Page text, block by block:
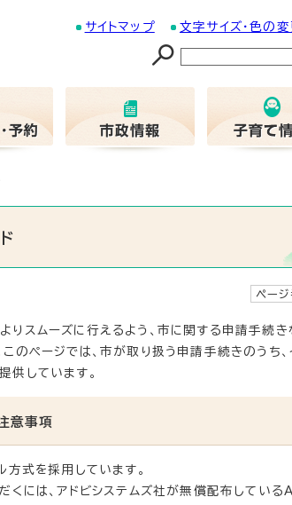
サイトマップ 文字サイズ・色の変
ペー
りスムーズに行えるよう、市に関する申請手続
のページでは、市が取り扱う申請手続きのうち
供しています。
意事項
方式を採用しています。
だくには、アドビシステムズ社が無償配布し